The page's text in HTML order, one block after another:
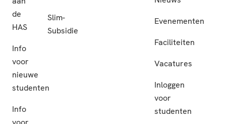
de
HAS
Info
voor
nieuwe
studenten
Info
Slim-
Subsidie
Evenementen
Faciliteiten
Vacatures
Inloggen
voor
studenten